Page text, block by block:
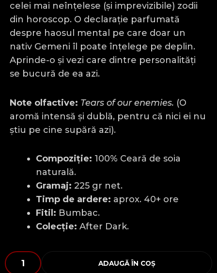
celei mai neînțelese (și imprevizibile) zodii
din horoscop. O declarație parfumată
despre haosul mental pe care doar un
nativ Gemeni îl poate înțelege pe deplin.
Aprinde-o și vezi care dintre personalități
se bucură de ea azi.
Note olfactive: Tears of our enemies. (O
aromă intensă și dublă, pentru că nici ei nu
știu pe cine supără azi).
Compoziție: 100% Ceară de soia
naturală.
Gramaj: 225 gr net.
Timp de ardere: aprox. 40+ ore
Fitil: Bumbac.
Colecție: After Dark.
Cantitate
Zodia
ADAUGĂ ÎN COȘ